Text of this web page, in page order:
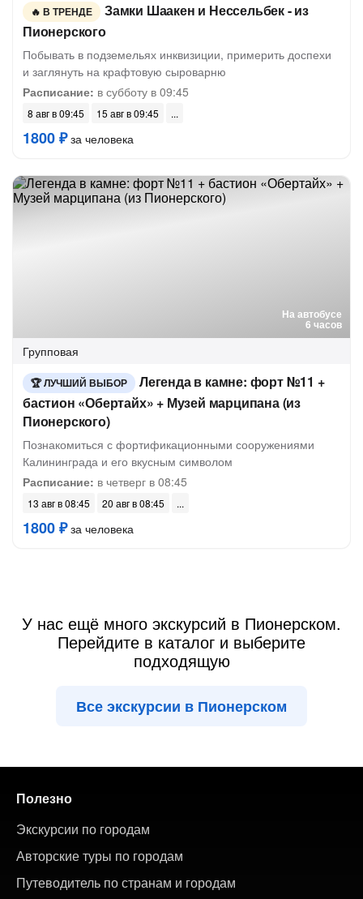
В ТРЕНДЕ
Замки Шаакен и Нессельбек - из
Пионерского
Побывать в подземельях инквизиции, примерить доспехи
и заглянуть на крафтовую сыроварню
Расписание: в субботу в 09:45
8 авг в 09:45 15 авг в 09:45
1800 ₽за человека
На автобусе
6 часов
Групповая
ЛУЧШИЙ ВЫБОР
Легенда в камне: форт №11 +
бастион «Обертайх» + Музей марципана (из
Пионерского)
Познакомиться с фортификационными сооружениями
Калининграда и его вкусным символом
Расписание: в четверг в 08:45
13 авг в 08:45 20 авг в 08:45
1800 ₽за человека
У нас ещё много экскурсий в Пионерском.
Перейдите в каталог и выберите
подходящую
Все экскурсии в Пионерском
Полезно
Экскурсии по городам
Авторские туры по городам
Путеводитель по странам и городам